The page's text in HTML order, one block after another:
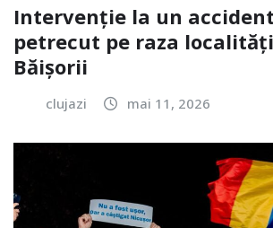
Intervenție la un
petrecut pe raza
Băișorii
clujazi mai 11, 2026